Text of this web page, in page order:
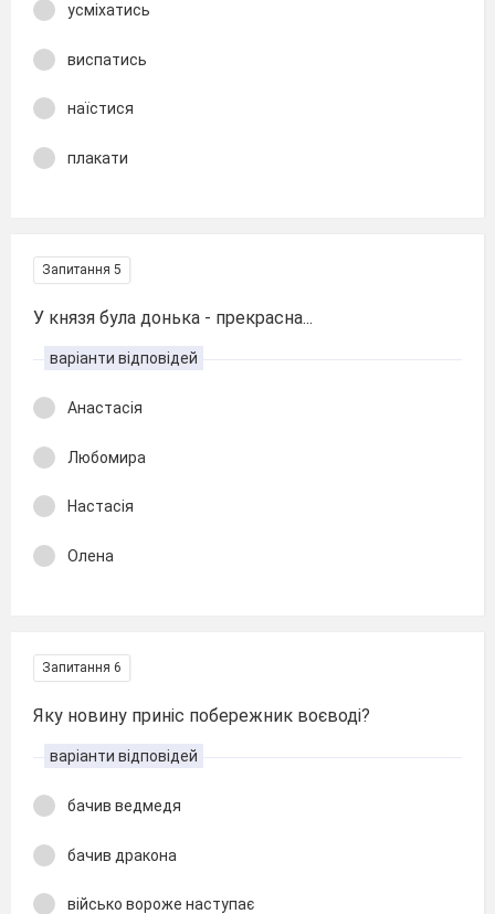
усміхатись
виспатись
наїстися
плакати
Запитання 5
У князя була донька - прекрасна...
варіанти відповідей
Анастасія
Любомира
Настасія
Олена
Запитання 6
Яку новину приніс побережник воєводі?
варіанти відповідей
бачив ведмедя
бачив дракона
військо вороже наступає